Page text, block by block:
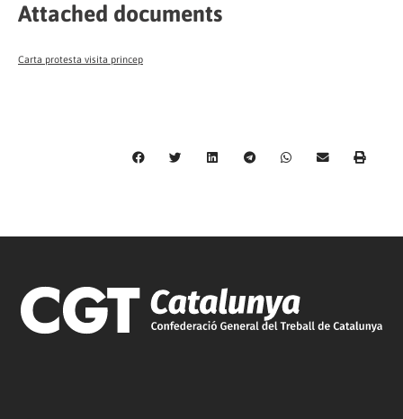
Attached documents
Carta protesta visita princep